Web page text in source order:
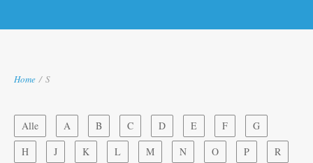
Home / S
Alle A B C D E F
G
H
J K L M N O P
R